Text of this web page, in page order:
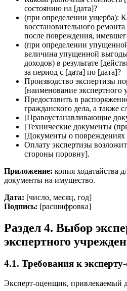
состоянию на [дата]?
(при определении ущерба):
восстановительного
после повреждения,
(при определении
величина упущенной
доходов) в результате
за период с [дата] по [дата]?
Производство экспертизы
[наименование экспертного
Предоставить в
гражданского дела, а также
[Правоустанавливающие
[Технические документы
[Документы о
Оплату экспертизы
стороны поровну].
Приложение: копия ходатайства
документы на имущество.
Дата: [число, месяц, год]
Подпись: [расшифровка]
Раздел 4. Выбор
экспертного
4.1. Требования к
Эксперт-оценщик, привлекаемый